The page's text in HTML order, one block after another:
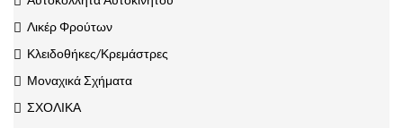
Λικέρ Φρούτων
Κλειδοθήκες/Κρεμάστρες
Μοναχικά Σχήματα
ΣΧΟΛΙΚΑ